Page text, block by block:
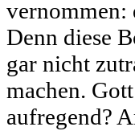
vernommen:
Denn diese
gar nicht
machen.
aufregend?